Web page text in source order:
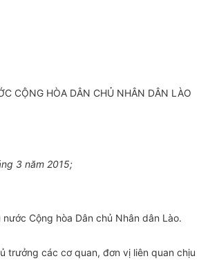
CỘNG HÒA DÂN CHỦ NHÂN DÂN LÀO
3 năm 2015;
Cộng hòa Dân chủ Nhân dân Lào.
trưởng các cơ quan, đơn vị liên quan chịu